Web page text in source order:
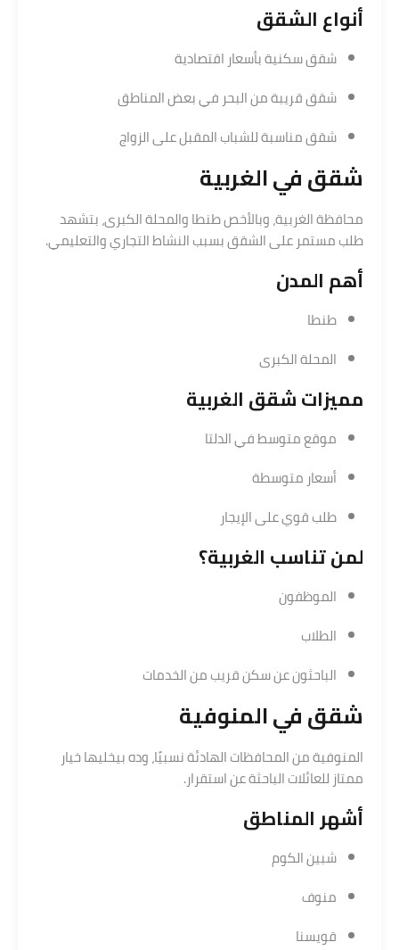
أنواع الشقق
شقق سكنية بأسعار اقتصادية
شقق قريبة من البحر في بعض المناطق
شقق مناسبة للشباب المقبل على الزواج
شقق في الغربية
محافظة الغربية، وبالأخص طنطا والمحلة الكبرى، بتشهد
طلب مستمر على الشقق بسبب النشاط التجاري والتعليمي.
أهم المدن
طنطا
المحلة الكبرى
مميزات شقق الغربية
موقع متوسط في الدلتا
أسعار متوسطة
طلب قوي على الإيجار
لمن تناسب الغربية؟
الموظفون
الطلاب
الباحثون عن سكن قريب من الخدمات
شقق في المنوفية
المنوفية من المحافظات الهادئة نسبيًا، وده بيخليها خيار
ممتاز للعائلات الباحثة عن استقرار.
أشهر المناطق
شبين الكوم
منوف
قويسنا